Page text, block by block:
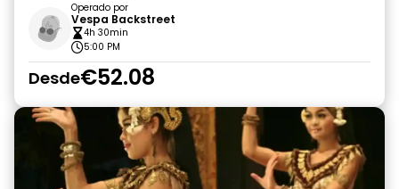
Operado por
Vespa Backstreet
4h 30min
5:00 PM
Desde€52.08